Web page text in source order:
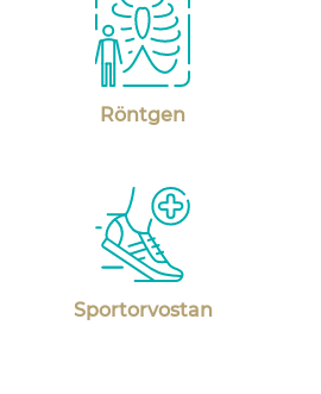
Röntgen
Sportorvostan